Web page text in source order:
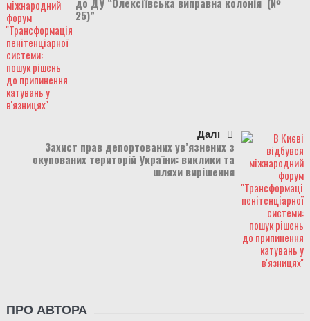
25)”
Далі
Захист прав депортованих ув’язнених з
окупованих територій України: виклики та
шляхи вирішення
ПРО АВТОРА